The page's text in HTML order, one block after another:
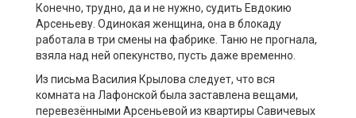
Конечно, трудно, да и не нужно, судить Евдокию
Арсеньеву. Одинокая женщина, она в блокаду
работала в три смены на фабрике. Таню не прогнала,
взяла над ней опекунство, пусть даже временно.
Из письма Василия Крылова следует, что вся
комната на Лафонской была заставлена вещами,
перевезёнными Арсеньевой из квартиры Савичевых